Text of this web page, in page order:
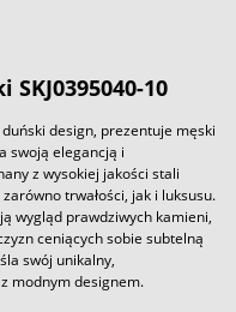
SKJ0395040-10
design, prezentuje męski
swoją elegancją i
z wysokiej jakości stali
trwałości, jak i luksusu.
wygląd prawdziwych kamieni,
ceniących sobie subtelną
swój unikalny,
modnym designem.